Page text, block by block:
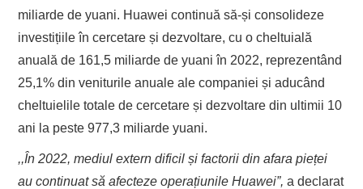
miliarde de yuani. Huawei continuă să-și consolideze
investițiile în cercetare și dezvoltare, cu o cheltuială
anuală de 161,5 miliarde de yuani în 2022, reprezentând
25,1% din veniturile anuale ale companiei și aducând
cheltuielile totale de cercetare și dezvoltare din ultimii 10
ani la peste 977,3 miliarde yuani.
,,În 2022, mediul extern dificil și factorii din afara pieței
au continuat să afecteze operațiunile Huawei”,a declarat